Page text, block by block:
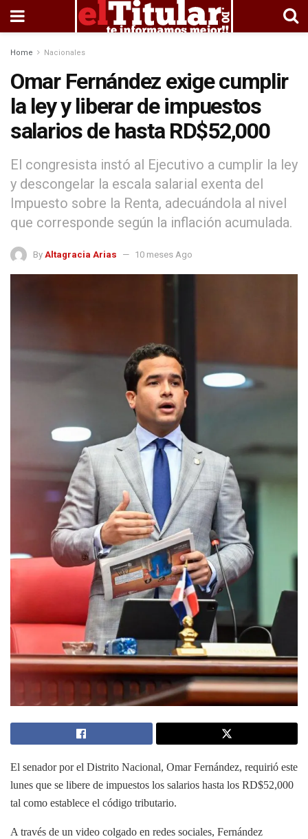
Home Nacionales
Omar Fernández exige cumplir
la ley y liberar de impuestos
salarios de hasta RD$52,000
El congresista instó al Ejecutivo a cumplir la ley
y descongelar la escala salarial exenta del
Impuesto sobre la Renta, adecuándola al nivel
que corresponde según la inflación acumulada.
By Altagracia Arias 10 meses Ago
El senador por el Distrito Nacional, Omar Fernández, requirió este
lunes que se libere de impuestos los salarios hasta los RD$52,000
tal como establece el código tributario.
A través de un video colgado en redes sociales, Fernández